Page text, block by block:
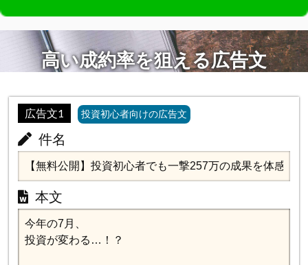
高い成約率を狙える広告文
広告文1 投資初心者向けの広告文
件名
本文